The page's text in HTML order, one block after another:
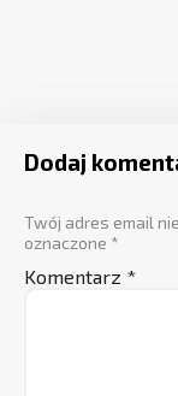
Dodaj
Twój adres email
oznaczone *
Komentarz *